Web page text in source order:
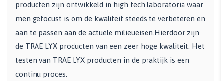
producten zijn ontwikkeld in high tech laboratoria waar
men gefocust is om de kwaliteit steeds te verbeteren en
aan te passen aan de actuele milieueisen.Hierdoor zijn
de TRAE LYX producten van een zeer hoge kwaliteit. Het
testen van TRAE LYX producten in de praktijk is een
continu proces.